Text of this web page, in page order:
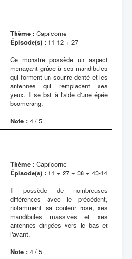
Thème : Capricorne
Épisode(s) : 11-12 + 27
Ce monstre possède un aspect
menaçant grâce à ses mandibules
qui forment un sourire denté et les
antennes qui remplacent ses
yeux. Il se bat à l'aide d'une épée
boomerang.
Note : 4 / 5
Thème : Capricorne
Épisode(s) : 11 + 27 + 38 + 43-44
Il possède de nombreuses
différences avec le précédent,
notamment sa couleur rose, ses
mandibules massives et ses
antennes dirigées vers le bas et
l'avant.
Note : 4 / 5